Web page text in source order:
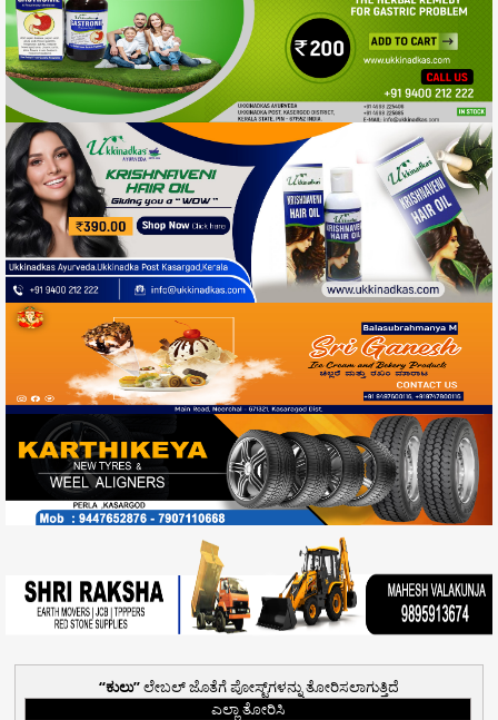
ಕುಲು ಲೇಬಲ್ ಜೊತೆಗೆ ಪೋಸ್ಟ್‌ಗಳನ್ನು ತೋರಿಸಲಾಗುತ್ತಿದೆ
ಎಲ್ಲಾ ತೋರಿಸಿ